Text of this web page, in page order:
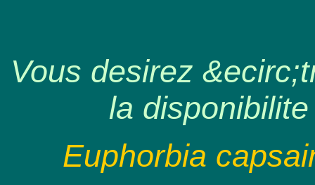
Vous desirez
la
Euphorbia